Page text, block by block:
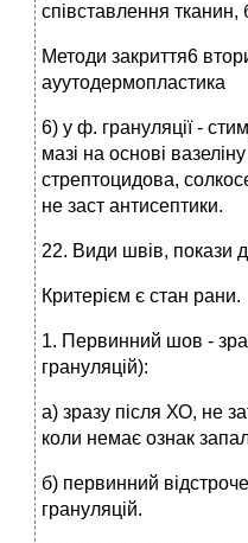
співставлення тканин,
Методи закриття6
ауутодермопластика
6) у ф. грануляції -
мазі на основі
стрептоцидова,
не заст антисептики.
22. Види швів, покази
Критерієм є стан рани.
1. Первинний шов -
грануляцій):
а) зразу після ХО, не
коли немає ознак
б) первинний
грануляцій.